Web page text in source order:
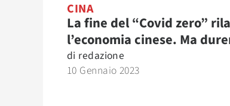
CINA
La fine del “Covid zero”
l’economia cinese. Ma
di redazione
10 Gennaio 2023